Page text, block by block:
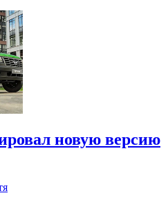
новую версию